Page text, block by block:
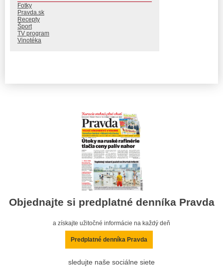
Fotky
Pravda.sk
Recepty
Šport
TV program
Vinotéka
Objednajte si predplatné denníka Pravda
a získajte užitočné informácie na každý deň
Predplatné denníka Pravda
sledujte naše sociálne siete